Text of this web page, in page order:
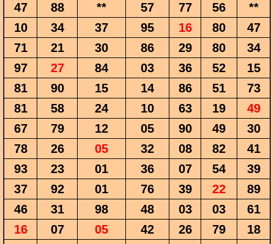
47
88 ** 57 77 56
**
10
34 37 95 16 80
47
71
21 30 86 29 80
34
97
27 84 03 36 52
15
81
90 15 14 86 51
73
81
58 24 10 63 19
49
67
79 12 05 90 49
30
78
26 05 32 08 82
41
93
23 01 36 07 54
39
37
92 01 76 39 22
89
46
31 98 48 03 03
61
16
07 05 42 26 79
18